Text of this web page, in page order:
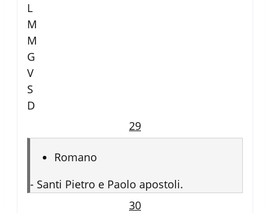
L
M
M
G
V
S
D
29
Romano
- Santi Pietro e Paolo apostoli.
30